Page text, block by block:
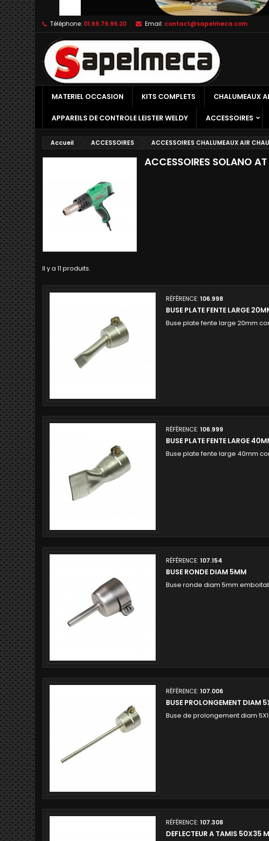
Téléphone: 01.69.79.96.20 Email: contact@sapelmeca.com
MATERIEL OCCASION KITS COMPLETS CHALUMEAUX
APPAREILS DE CONTROLE LEISTER WELDY ACCESSOIRES
Accueil ACCESSOIRES ACCESSOIRES CHALUMEAUX AIR
ACCESSOIRES SOLANO AT
Il y a 11 produits.
RÉFÉRENCE:106.998
BUSE PLATE FENTE LARGE
Buse plate fente large 20mm
RÉFÉRENCE:106.999
BUSE PLATE FENTE LARGE
Buse plate fente large 40mm
RÉFÉRENCE:107.154
BUSE RONDE DIAM 5MM
Buse ronde diam 5mm
RÉFÉRENCE:107.006
BUSE PROLONGEMENT DIAM
Buse de prolongement diam
RÉFÉRENCE:107.308
DEFLECTEUR A TAMIS 50X35